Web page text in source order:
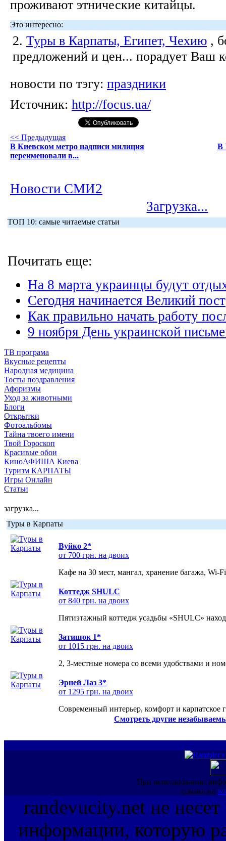
проживают этнические китайцы.
Это интересно:
2. Туры в Карпаты, Египет, Чехию ,
предложений и цен... порадует Ваш
новости по тэгу: праздники
Источник: http://focus.ua/
<< Предыдущая
В Киевском метро надписи милиция
переименовали в...
В
Новости СМИ2
Загрузка...
ТОП 10: самые читаемые статьи
Почитать еще:
На 8 марта украинцы будут
Сегодня начинается Великий пост
Как правильно начать работу
9 ноября День украинской
ТВ програма
Вкусные рецепты
Народная медицина
Тосты поздравления
Афоризмы
Уход за животными
Блоги
Открытки
Фотоальбомы
Тайна твоего имени
Твой Гороскоп
Красивые обои
КиноАФИША Киева
Туризм КАРПАТЫ
Игры Онлайн
Статьи
загрузка...
Туры в Карпаты
Вуйко 2*
от 700 грн. на двоих
Кафе на 30 мест, мангал, хранение багажа, Wi-
Коттедж SHULC
от 840 грн. на двоих
Пятиэтажный коттедж усадьбы «SHULC»
Затишок 1*
от 1015 грн. на двоих
2, 3-местные номера со всеми удобствами и
Эрней Лаз 3*
от 1295 грн. на двоих
Современный интерьер, комфорт и карпатское
Смотреть другие
При использовании
ссылка на
randevucity.net не несет
информации, которую